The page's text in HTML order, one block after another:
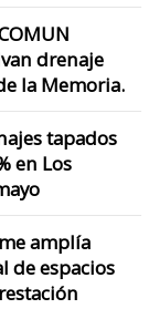
drenaje
la Memoria.
tapados
en Los
amplía
de espacios